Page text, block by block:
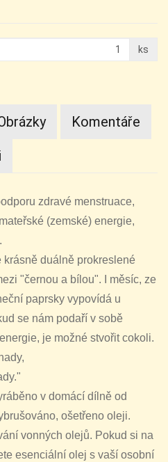
ks
Komentáře
zdravé menstruace,
(zemské) energie,
duálně prokreslené
"černou a bílou". I měsíc, ze
paprsky vypovídá u
se nám podaří v sobě
je možné stvořit cokoli.
v domácí dílně od
ošetřeno oleji.
vonných olejů. Pokud si na
esenciální olej s vaší osobní